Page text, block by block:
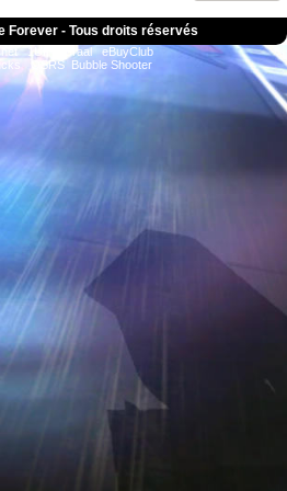
Forever - Tous droits réservés
1UP iGraal
eBuyClub
OSRS Bubble Shooter